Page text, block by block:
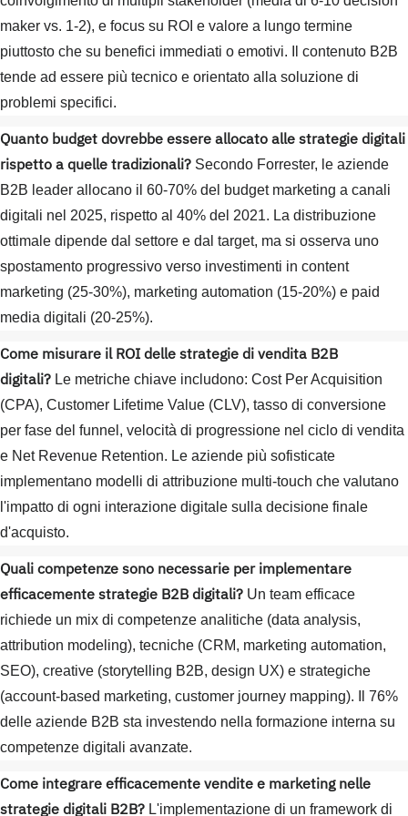
maker vs. 1-2), e focus su ROI e valore a lungo termine
piuttosto che su benefici immediati o emotivi. Il contenuto B2B
tende ad essere più tecnico e orientato alla soluzione di
problemi specifici.
Quanto budget dovrebbe essere allocato alle strategie digitali
rispetto a quelle tradizionali? Secondo Forrester, le aziende
B2B leader allocano il 60-70% del budget marketing a canali
digitali nel 2025, rispetto al 40% del 2021. La distribuzione
ottimale dipende dal settore e dal target, ma si osserva uno
spostamento progressivo verso investimenti in content
marketing (25-30%), marketing automation (15-20%) e paid
media digitali (20-25%).
Come misurare il ROI delle strategie di vendita B2B
digitali? Le metriche chiave includono: Cost Per Acquisition
(CPA), Customer Lifetime Value (CLV), tasso di conversione
per fase del funnel, velocità di progressione nel ciclo di vendita
e Net Revenue Retention. Le aziende più sofisticate
implementano modelli di attribuzione multi-touch che valutano
l'impatto di ogni interazione digitale sulla decisione finale
d'acquisto.
Quali competenze sono necessarie per implementare
efficacemente strategie B2B digitali? Un team efficace
richiede un mix di competenze analitiche (data analysis,
attribution modeling), tecniche (CRM, marketing automation,
SEO), creative (storytelling B2B, design UX) e strategiche
(account-based marketing, customer journey mapping). Il 76%
delle aziende B2B sta investendo nella formazione interna su
competenze digitali avanzate.
Come integrare efficacemente vendite e marketing nelle
strategie digitali B2B? L'implementazione di un framework di